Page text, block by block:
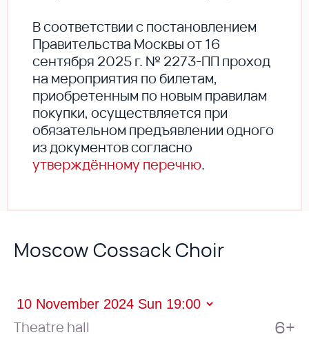
В соответствии с постановлением
Правительства Москвы от 16
сентября 2025 г. № 2273-ПП проход
на мероприятия по билетам,
приобретенным по новым правилам
покупки, осуществляется при
обязательном предъявлении одного
из документов согласно
утверждённому перечню.
Moscow Cossack Choir
Theatre hall 6+